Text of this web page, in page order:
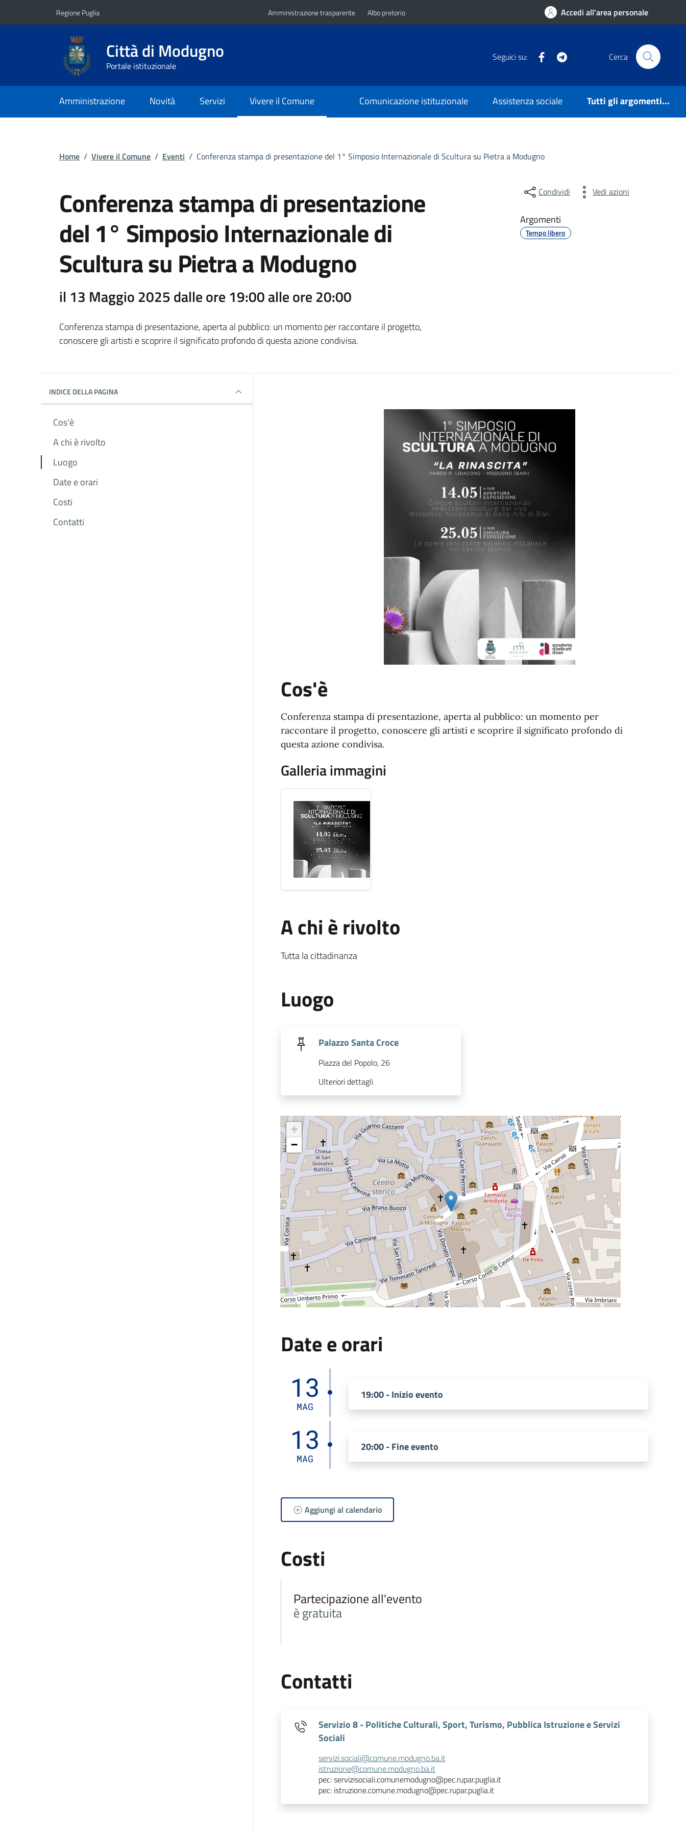
Regione Puglia Amministrazione trasparente Albo pretorio Accedi all'area personale
Città di Modugno
Portale istituzionale
Seguici su: Facebook Cerca
Amministrazione Novità Servizi Vivere il Comune Comunicazione istituzionale Assistenza sociale Tutti gli argomenti...
Home / Vivere il Comune / Eventi / Conferenza stampa di presentazione del 1° Simposio Internazionale di Scultura su Pietra a Modugno
Conferenza stampa di presentazione
del 1° Simposio Internazionale di
Scultura su Pietra a Modugno
il 13 Maggio 2025 dalle ore 19:00 alle ore 20:00
Conferenza stampa di presentazione, aperta al pubblico: un momento per raccontare il progetto,
conoscere gli artisti e scoprire il significato profondo di questa azione condivisa.
Condividi Vedi azioni
Argomenti
Tempo libero
INDICE DELLA PAGINA
Cos'è
A chi è rivolto
Luogo
Date e orari
Costi
Contatti
Cos'è
Conferenza stampa di presentazione, aperta al pubblico: un momento per
raccontare il progetto, conoscere gli artisti e scoprire il significato profondo di
questa azione condivisa.
Galleria immagini
A chi è rivolto
Tutta la cittadinanza
Luogo
Palazzo Santa Croce
Piazza del Popolo, 26
Ulteriori dettagli
+
−
Date e orari
13
MAG
19:00 - Inizio evento
13
MAG
20:00 - Fine evento
Aggiungi al calendario
Costi
Partecipazione all'evento
è gratuita
Contatti
Servizio 8 - Politiche Culturali, Sport, Turismo, Pubblica Istruzione e Servizi
Sociali
servizi.sociali@comune.modugno.ba.it
istruzione@comune.modugno.ba.it
pec: servizisociali.comunemodugno@pec.rupar.puglia.it
pec: istruzione.comune.modugno@pec.rupar.puglia.it